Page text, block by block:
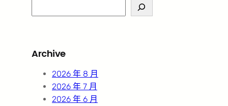
e
c
Archive
2026 年 8 月
2026 年 7 月
2026 年 6 月